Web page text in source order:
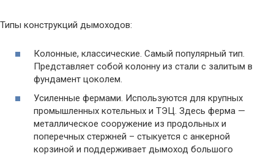
Типы конструкций дымоходов:
Колонные, классические. Самый популярный тип.
Представляет собой колонну из стали с залитым в
фундамент цоколем.
Усиленные фермами. Используются для крупных
промышленных котельных и ТЭЦ. Здесь ферма —
металлическое сооружение из продольных и
поперечных стержней – стыкуется с анкерной
корзиной и поддерживает дымоход большого